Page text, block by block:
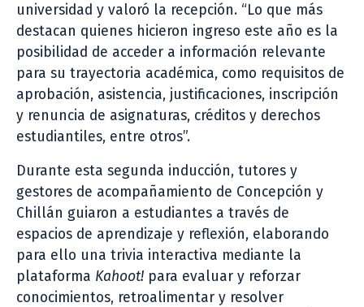
universidad y valoró la recepción. “Lo que más
destacan quienes hicieron ingreso este año es la
posibilidad de acceder a información relevante
para su trayectoria académica, como requisitos de
aprobación, asistencia, justificaciones, inscripción
y renuncia de asignaturas, créditos y derechos
estudiantiles, entre otros”.
Durante esta segunda inducción, tutores y
gestores de acompañamiento de Concepción y
Chillán guiaron a estudiantes a través de
espacios de aprendizaje y reflexión, elaborando
para ello una trivia interactiva mediante la
plataforma Kahoot! para evaluar y reforzar
conocimientos, retroalimentar y resolver